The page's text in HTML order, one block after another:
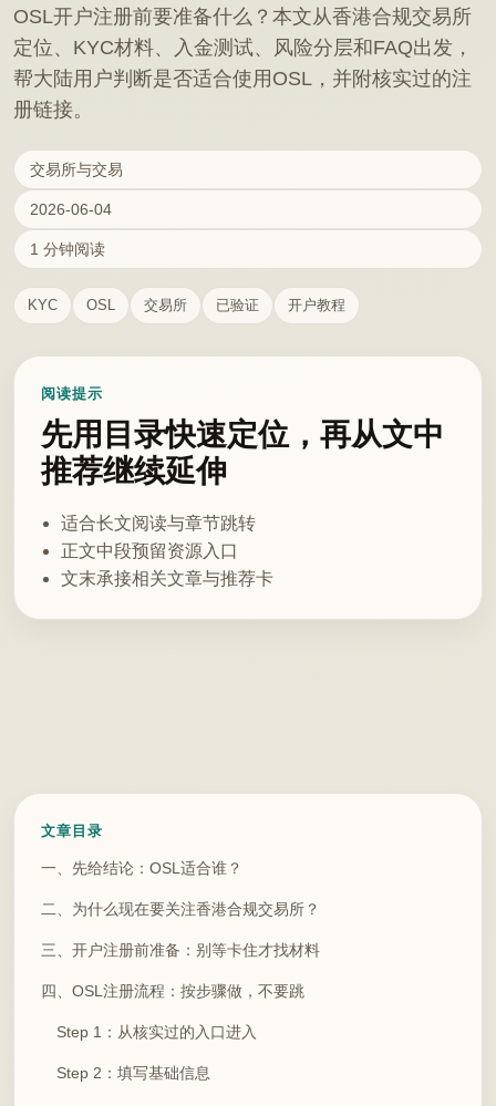
OSL开户注册前要准备什么？本文从香港合规交易所
定位、KYC材料、入金测试、风险分层和FAQ出发，
帮大陆用户判断是否适合使用OSL，并附核实过的注
册链接。
交易所与交易
2026-06-04
1 分钟阅读
KYC OSL 交易所 已验证 开户教程
阅读提示
先用目录快速定位，再从文中
推荐继续延伸
适合长文阅读与章节跳转
正文中段预留资源入口
文末承接相关文章与推荐卡
文章目录
一、先给结论：OSL适合谁？
二、为什么现在要关注香港合规交易所？
三、开户注册前准备：别等卡住才找材料
四、OSL注册流程：按步骤做，不要跳
Step 1：从核实过的入口进入
Step 2：填写基础信息